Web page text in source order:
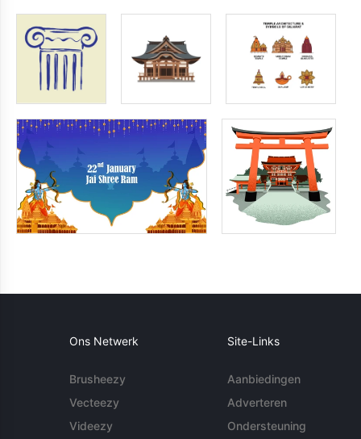
Ons Netwerk
Brusheezy
Vecteezy
Videezy
Site-Links
Aanbiedingen
Adverteren
Ondersteuning